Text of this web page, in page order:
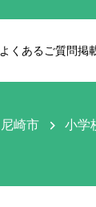
よくあるご質問掲
尼崎市 小学